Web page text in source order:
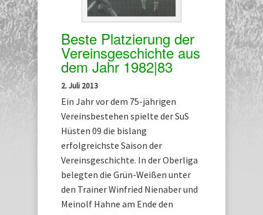
Beste Platzierung der
Vereinsgeschichte aus
dem Jahr 1982|83
2. Juli 2013
Ein Jahr vor dem 75-jährigen
Vereinsbestehen spielte der SuS
Hüsten 09 die bislang
erfolgreichste Saison der
Vereinsgeschichte. In der Oberliga
belegten die Grün-Weißen unter
den Trainer Winfried Nienaber und
Meinolf Hahne am Ende den